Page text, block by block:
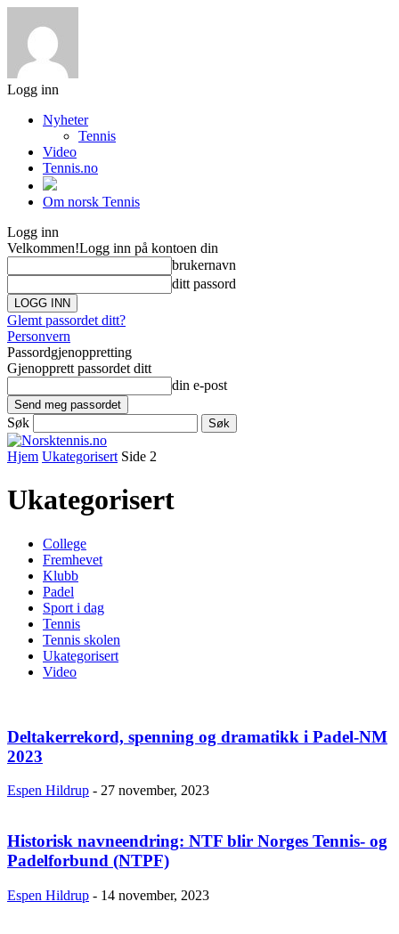
Logg inn
Nyheter
Tennis
Video
Tennis.no
Om norsk Tennis
Logg inn
Velkommen!Logg inn på kontoen din
brukernavn
ditt passord
Glemt passordet ditt?
Personvern
Passordgjenoppretting
Gjenopprett passordet ditt
din e-post
Søk
Hjem Ukategorisert Side 2
Ukategorisert
College
Fremhevet
Klubb
Padel
Sport i dag
Tennis
Tennis skolen
Ukategorisert
Video
Deltakerrekord, spenning og dramatikk i Padel-NM
2023
Espen Hildrup - 27 november, 2023
Historisk navneendring: NTF blir Norges Tennis- og
Padelforbund (NTPF)
Espen Hildrup - 14 november, 2023